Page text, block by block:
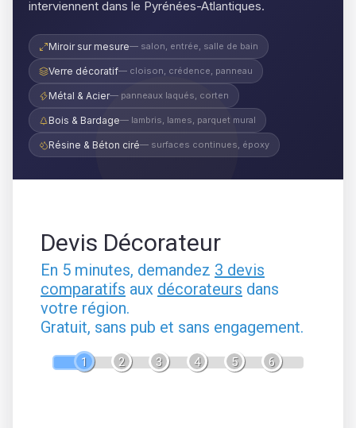
interviennent dans le Pyrénées-Atlantiques.
Miroir sur mesure— salon, entrée, salle de bain
Verre décoratif— cloison, crédence, panneau
Métal & Acier— panneaux laqués, corten
Bois & Bardage— lambris, lames, parquet mural
Résine & Béton ciré— surfaces continues, époxy
Devis Décorateur
En 5 minutes, demandez 3 devis
comparatifs aux décorateurs dans
votre région.
Gratuit, sans pub et sans engagement.
1 2 3 4 5 6